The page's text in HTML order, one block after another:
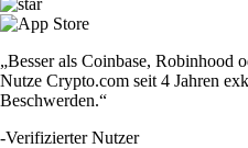
„Besser als Coinbase, Robinhood
Nutze Crypto.com seit 4 Jahren
Beschwerden.“
-Verifizierter Nutzer